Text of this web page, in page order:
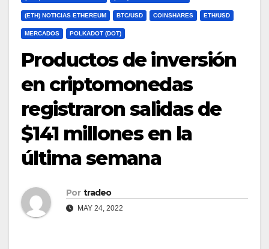
(ETH) NOTICIAS ETHEREUM BTC/USD COINSHARES ETH/USD
MERCADOS POLKADOT (DOT)
Productos de inversión
en criptomonedas
registraron salidas de
$141 millones en la
última semana
Por tradeo
MAY 24, 2022